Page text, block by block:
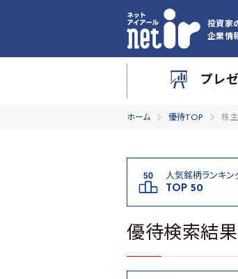
投資家
企業情
プレ
ホーム 優待TOP 株
人気銘柄ランキン
TOP 50
優待検索結果